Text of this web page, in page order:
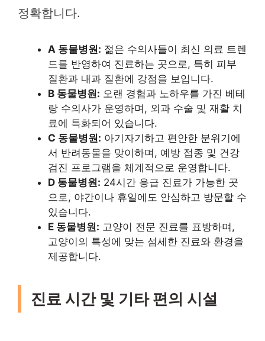
정확합니다.
A 동물병원: 젊은 수의사들이 최신 의료 트렌
드를 반영하여 진료하는 곳으로, 특히 피부
질환과 내과 질환에 강점을 보입니다.
B 동물병원: 오랜 경험과 노하우를 가진 베테
랑 수의사가 운영하며, 외과 수술 및 재활 치
료에 특화되어 있습니다.
C 동물병원: 아기자기하고 편안한 분위기에
서 반려동물을 맞이하며, 예방 접종 및 건강
검진 프로그램을 체계적으로 운영합니다.
D 동물병원: 24시간 응급 진료가 가능한 곳
으로, 야간이나 휴일에도 안심하고 방문할 수
있습니다.
E 동물병원: 고양이 전문 진료를 표방하며,
고양이의 특성에 맞는 섬세한 진료와 환경을
제공합니다.
진료 시간 및 기타 편의 시설